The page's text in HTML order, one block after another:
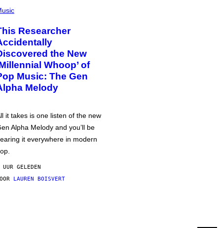
Researcher
the New
Whoop’ of
Music: The Gen
Melody
it takes is one listen of the new
Alpha Melody and you’ll be
it everywhere in modern
GELEDEN
LAUREN BOISVERT